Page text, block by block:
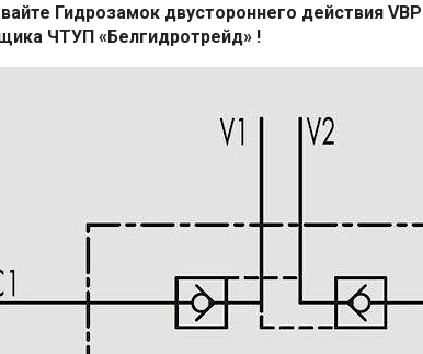
Гидрозамок двустороннего действия
ЧТУП «Белгидротрейд» !